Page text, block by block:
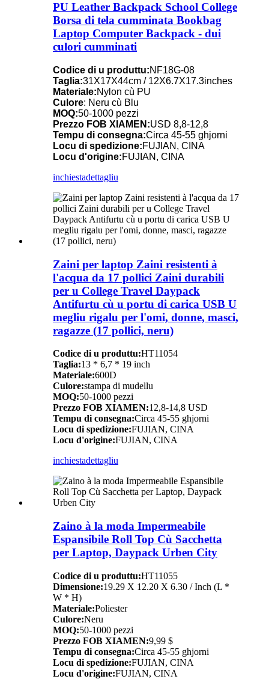
PU Leather Backpack School College
Borsa di tela cumminata Bookbag
Laptop Computer Backpack - dui
culori cumminati
Codice di u produttu:NF18G-08
Taglia:31X17X44cm / 12X6.7X17.3inches
Materiale:Nylon cù PU
Culore: Neru cù Blu
MOQ:50-1000 pezzi
Prezzo FOB XIAMEN:USD 8,8-12,8
Tempu di consegna:Circa 45-55 ghjorni
Locu di spedizione:FUJIAN, CINA
Locu d'origine:FUJIAN, CINA
inchiestadettagliu
Zaini per laptop Zaini resistenti à
l'acqua da 17 pollici Zaini durabili
per u College Travel Daypack
Antifurtu cù u portu di carica USB U
megliu rigalu per l'omi, donne, masci,
ragazze (17 pollici, neru)
Codice di u produttu:HT11054
Taglia:13 * 6,7 * 19 inch
Materiale:600D
Culore:stampa di mudellu
MOQ:50-1000 pezzi
Prezzo FOB XIAMEN:12,8-14,8 USD
Tempu di consegna:Circa 45-55 ghjorni
Locu di spedizione:FUJIAN, CINA
Locu d'origine:FUJIAN, CINA
inchiestadettagliu
Zaino à la moda Impermeabile
Espansibile Roll Top Cù Sacchetta
per Laptop, Daypack Urben City
Codice di u produttu:HT11055
Dimensione:19.29 X 12.20 X 6.30 / Inch (L *
W * H)
Materiale:Poliester
Culore:Neru
MOQ:50-1000 pezzi
Prezzo FOB XIAMEN:9,99 $
Tempu di consegna:Circa 45-55 ghjorni
Locu di spedizione:FUJIAN, CINA
Locu d'origine:FUJIAN, CINA